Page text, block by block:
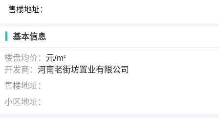
售楼地址：
基本信息
楼盘均价： 元/m2
开发商：河南老街坊置业有限公司
售楼地址：
小区地址：